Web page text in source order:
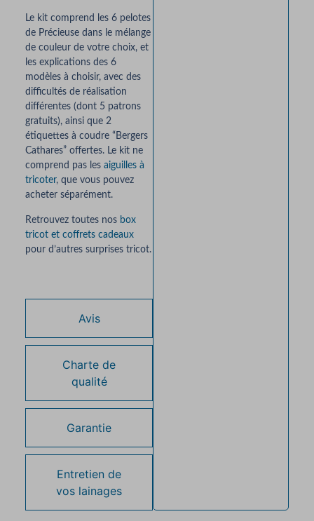
Avis
Charte de
qualité
Garantie
Entretien de
vos lainages
Le kit comprend les 6 pelotes
de Précieuse dans le mélange
de couleur de votre choix, et
les explications des 6
modèles à choisir, avec des
difficultés de réalisation
différentes (dont 5 patrons
gratuits), ainsi que 2
étiquettes à coudre “Bergers
Cathares” offertes. Le kit ne
comprend pas les aiguilles à
tricoter, que vous pouvez
acheter séparément.
Retrouvez toutes nos box
tricot et coffrets cadeaux
pour d’autres surprises tricot.